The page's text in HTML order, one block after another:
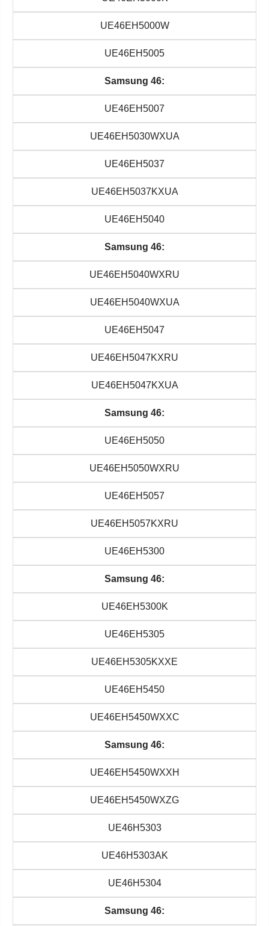
UE46EH5000W
UE46EH5005
Samsung 46:
UE46EH5007
UE46EH5030WXUA
UE46EH5037
UE46EH5037KXUA
UE46EH5040
Samsung 46:
UE46EH5040WXRU
UE46EH5040WXUA
UE46EH5047
UE46EH5047KXRU
UE46EH5047KXUA
Samsung 46:
UE46EH5050
UE46EH5050WXRU
UE46EH5057
UE46EH5057KXRU
UE46EH5300
Samsung 46:
UE46EH5300K
UE46EH5305
UE46EH5305KXXE
UE46EH5450
UE46EH5450WXXC
Samsung 46:
UE46EH5450WXXH
UE46EH5450WXZG
UE46H5303
UE46H5303AK
UE46H5304
Samsung 46: